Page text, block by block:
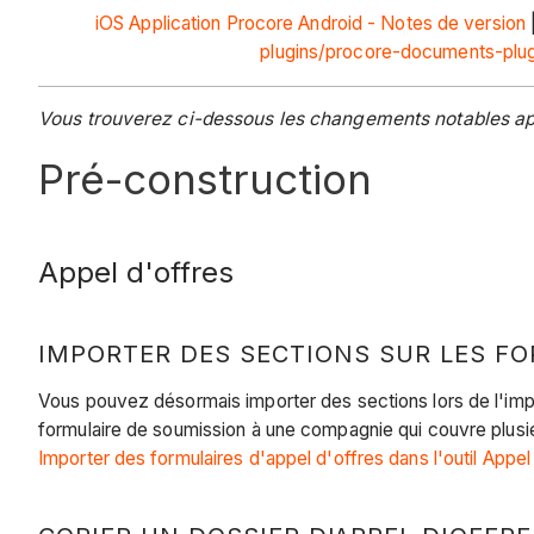
iOS Application Procore Android - Notes de version
plugins/procore-documents-
Vous trouverez ci-dessous les changements notables
Pré-construction
Appel d'offres
IMPORTER DES SECTIONS SUR LES
Vous pouvez désormais importer des sections lors de
formulaire de soumission à une compagnie qui couvre
Importer des formulaires d'appel d'offres dans l'outil